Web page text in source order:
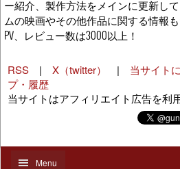
ー紹介、製作方法をメインに更新し
ムの映画やその他作品に関する情報
PV、レビュー数は3000以上！
RSS | X（twitter） | 当サイト
プ・履歴
当サイトはアフィリエイト広告を利
Menu